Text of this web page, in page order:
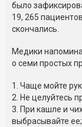
было
19, 265
скончались.
Медики
о семи простых
1. Чаще мойте
2. Не целуйтесь
3. При кашле и
выбрасывайте ее;